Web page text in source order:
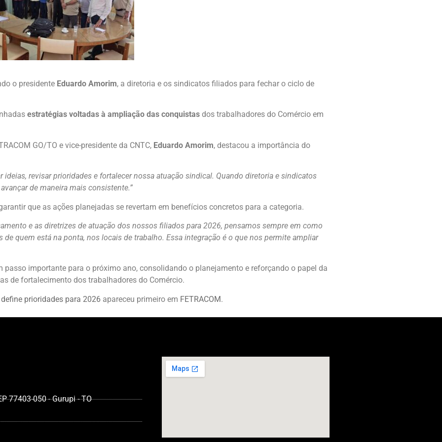
o presidente Eduardo Amorim, a diretoria e os sindicatos filiados para fechar o ciclo de
estratégias voltadas à ampliação das conquistas dos trabalhadores do Comércio em
GO/TO e vice-presidente da CNTC, Eduardo Amorim, destacou a importância do
revisar prioridades e fortalecer nossa atuação sindical. Quando diretoria e sindicatos
de maneira mais consistente.”
que as ações planejadas se revertam em benefícios concretos para a categoria.
e as diretrizes de atuação dos nossos filiados para 2026, pensamos sempre em como
quem está na ponta, nos locais de trabalho. Essa integração é o que nos permite ampliar
passo importante para o próximo ano, consolidando o planejamento e reforçando o papel da
de fortalecimento dos trabalhadores do Comércio.
prioridades para 2026 apareceu primeiro em FETRACOM.
77403-050 - Gurupi - TO